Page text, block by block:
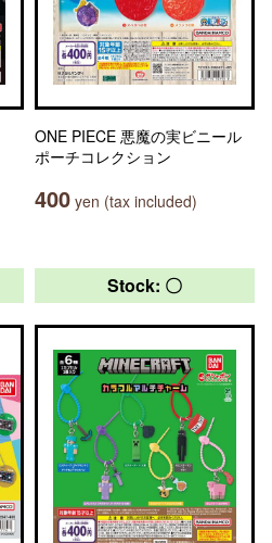
ONE PIECE 悪魔の実ビニール
ポーチコレクション
400 yen (tax included)
Stock: 〇